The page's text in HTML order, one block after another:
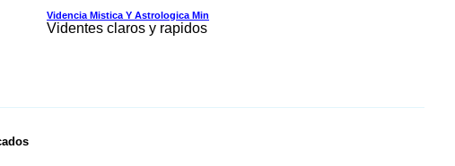
Videncia Mistica Y Astrologica Min
Videntes claros y rapidos